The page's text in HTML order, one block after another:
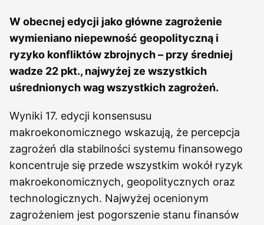
W obecnej edycji jako główne zagrożenie
wymieniano niepewność geopolityczną i
ryzyko konfliktów zbrojnych – przy średniej
wadze 22 pkt., najwyżej ze wszystkich
uśrednionych wag wszystkich zagrożeń.
Wyniki 17. edycji konsensusu
makroekonomicznego wskazują, że percepcja
zagrożeń dla stabilności systemu finansowego
koncentruje się przede wszystkim wokół ryzyk
makroekonomicznych, geopolitycznych oraz
technologicznych. Najwyżej ocenionym
zagrożeniem jest pogorszenie stanu finansów